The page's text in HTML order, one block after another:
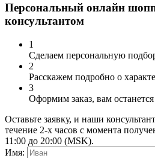
Персональный онлайн
консультантом
1
Сделаем персональную
2
Расскажем подробно о
3
Оформим заказ, вам
Оставьте заявку, и наши
течение 2-х часов с момента
11:00 до 20:00 (MSK).
Имя: